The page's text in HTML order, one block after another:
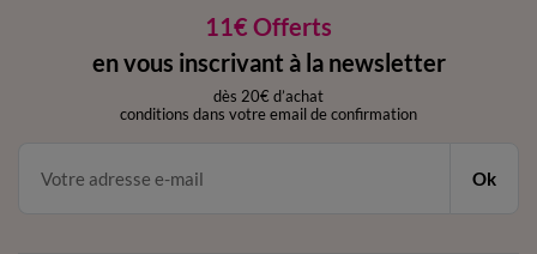
11€ Offerts
en vous inscrivant à la newsletter
dès 20€ d’achat
conditions dans votre email de confirmation
Ok